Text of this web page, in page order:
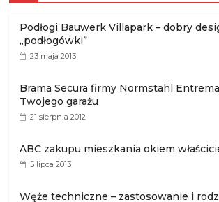
Podłogi Bauwerk Villapark – dobry
„podłogówki”
23 maja 2013
Brama Secura firmy Normstahl
Twojego garażu
21 sierpnia 2012
ABC zakupu mieszkania okiem
5 lipca 2013
Węże techniczne – zastosowanie i